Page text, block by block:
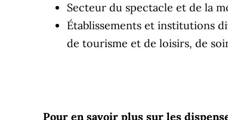
Secteur du spectacle et de la
Établissements et institutions
de tourisme et de loisirs, de
Pour en savoir plus sur les